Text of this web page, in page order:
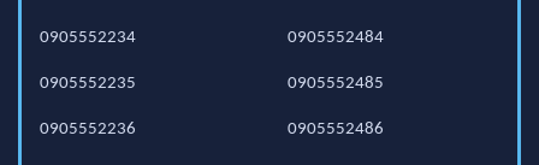
0905552234
0905552235
0905552236
0905552484
0905552485
0905552486